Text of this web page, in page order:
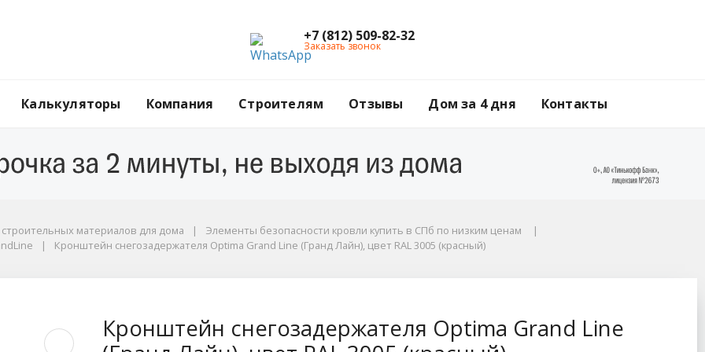
+7 (812) 509-82-32
Заказать звонок
Калькуляторы Компания Строителям Отзывы Дом за 4 дня Контакты
(красный)
строительных материалов для дома
Элементы безопасности кровли купить в СПб по низким ценам
Кронштейн снегозадержателя Optima Grand Line (Гранд Лайн), цвет RAL 3005 (красный)
Кронштейн снегозадержателя Optima Grand Line